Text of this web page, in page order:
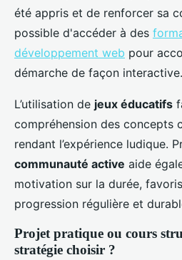
été appris et de renforcer sa
possible d'accéder à des
développement web pour
démarche de façon interactive.
L’utilisation de jeux éducatifs
compréhension des concepts
rendant l’expérience ludique.
communauté active aide
motivation sur la durée,
progression régulière et
Projet pratique ou cours
stratégie choisir ?